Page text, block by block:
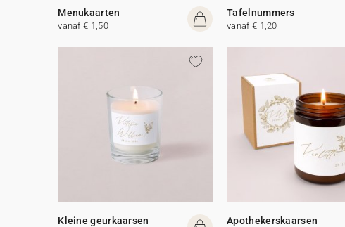
Menukaarten
vanaf € 1,50
Tafelnummers
vanaf € 1,20
Kleine geurkaarsen Apothekerskaarsen